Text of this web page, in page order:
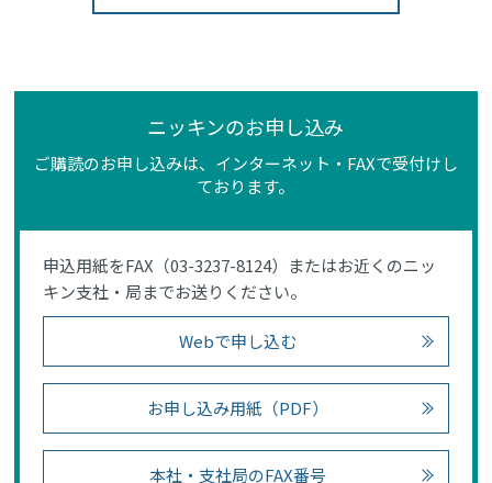
ニッキンのお申し込み
ご購読のお申し込みは、インターネット・FAXで受付けし
ております。
申込用紙をFAX（03-3237-8124）またはお近くのニッ
キン支社・局までお送りください。
Webで申し込む
お申し込み用紙（PDF）
本社・支社局のFAX番号